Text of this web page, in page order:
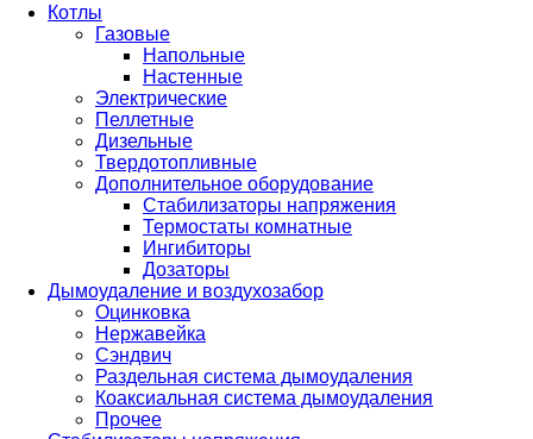
Котлы
Газовые
Напольные
Настенные
Электрические
Пеллетные
Дизельные
Твердотопливные
Дополнительное оборудование
Стабилизаторы напряжения
Термостаты комнатные
Ингибиторы
Дозаторы
Дымоудаление и воздухозабор
Оцинковка
Нержавейка
Сэндвич
Раздельная система дымоудаления
Коаксиальная система дымоудаления
Прочее